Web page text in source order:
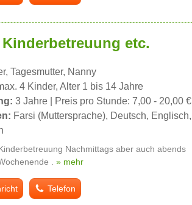
etc.
Tagesmutter, Nanny
4 Kinder, Alter 1 bis 14 Jahre
3 Jahre | Preis pro Stunde: 7,00 - 20,00 €
Farsi (Muttersprache), Deutsch, Englisch,
Nachmittags aber auch abends
. » mehr
Telefon